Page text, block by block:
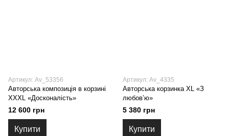
Артикул: Av_53356
Авторська композиція в корзині
XXXL «Досконалість»
12 600 грн
Купити
Артикул: Av_4335
Авторська корзинка XL «З
любов’ю»
5 380 грн
Купити